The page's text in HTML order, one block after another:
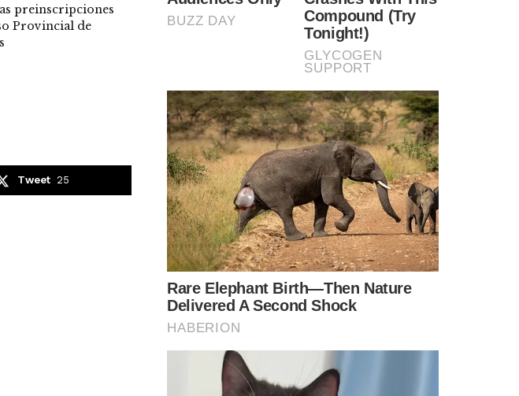
preinscripciones
Provincial de
Tweet 25